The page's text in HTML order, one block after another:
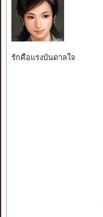
รักคือแรงบันดาลใจ